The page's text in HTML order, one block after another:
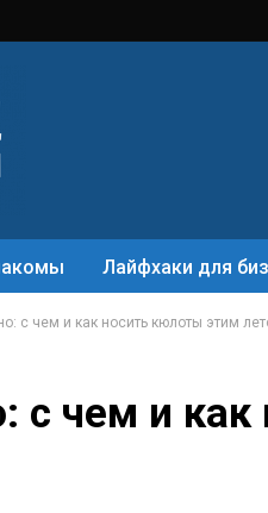
Лайфхаки для
с чем и как носить кюлоты этим
с чем и